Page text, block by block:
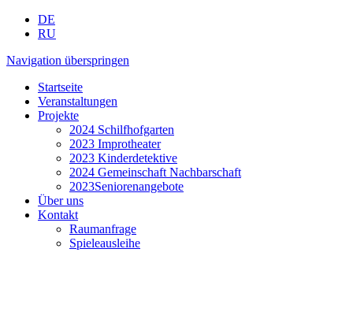
DE
RU
Navigation überspringen
Startseite
Veranstaltungen
Projekte
2024 Schilfhofgarten
2023 Improtheater
2023 Kinderdetektive
2024 Gemeinschaft Nachbarschaft
2023Seniorenangebote
Über uns
Kontakt
Raumanfrage
Spieleausleihe